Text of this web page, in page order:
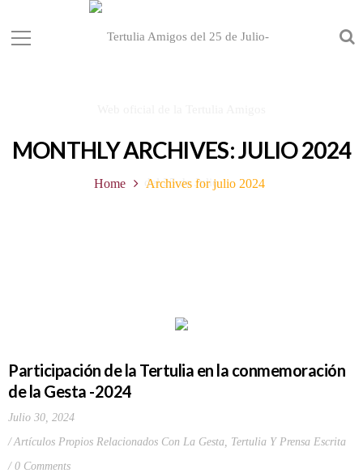
MONTHLY ARCHIVES: JULIO 2024
Home Archives for julio 2024
Participación de la Tertulia en la conmemoración
de la Gesta -2024
Julio 30, 2024
Artículos Propios Relacionados Con La Gesta, Tertulia Y Prensa Escrita
0 Comments